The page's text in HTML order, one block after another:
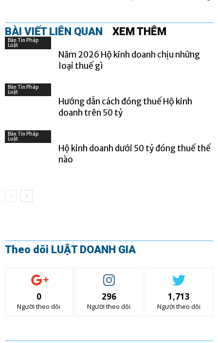
BÀI VIẾT LIÊN QUAN XEM THÊM
Bản Tin Pháp
Luật
Năm 2026 Hộ kinh doanh chịu những
loại thuế gì
Bản Tin Pháp
Luật
Hướng dẫn cách đóng thuế Hộ kinh
doanh trên 50 tỷ
Bản Tin Pháp
Luật
Hộ kinh doanh dưới 50 tỷ đóng thuế thế
nào
Theo dõi LUẬT DOANH GIA
0
Người theo dõi
296
Người theo dõi
1,713
Người theo dõi